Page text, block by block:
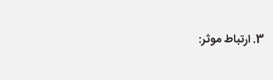
3. ارتباط موثر: